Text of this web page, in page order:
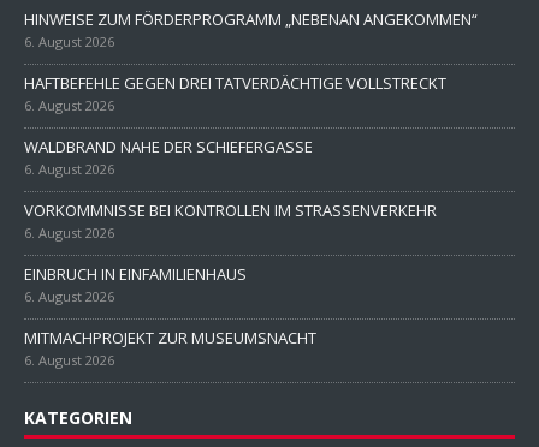
HINWEISE ZUM FÖRDERPROGRAMM „NEBENAN ANGEKOMMEN“
6. August 2026
HAFTBEFEHLE GEGEN DREI TATVERDÄCHTIGE VOLLSTRECKT
6. August 2026
WALDBRAND NAHE DER SCHIEFERGASSE
6. August 2026
VORKOMMNISSE BEI KONTROLLEN IM STRASSENVERKEHR
6. August 2026
EINBRUCH IN EINFAMILIENHAUS
6. August 2026
MITMACHPROJEKT ZUR MUSEUMSNACHT
6. August 2026
KATEGORIEN